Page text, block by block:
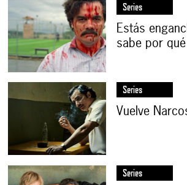
Series
Estás
sabe por qué
Series
Vuelve
Series